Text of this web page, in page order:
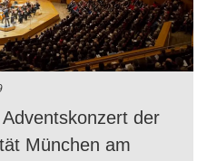
der
München am